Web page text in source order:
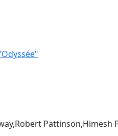
Pattinson,Himesh